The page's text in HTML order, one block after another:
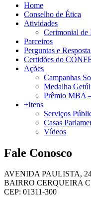
Home
Conselho de Ética
Atividades
Cerimonial de
Parceiros
Perguntas e
Certidões do
Ações
Campanhas
Medalha
Prêmio MBA
+Itens
Serviços
Casas
Vídeos
Fale Conosco
AVENIDA PAULISTA,
BAIRRO CERQUEIRA
CEP: 01311-300